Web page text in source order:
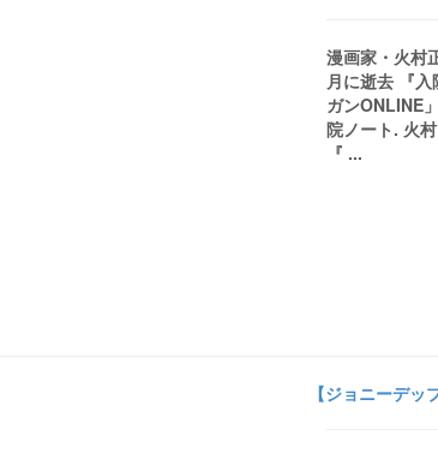
漫画家・火村
月に逝去 『
ガンONLINE
院ノート. 火
『 ...
【ジョニーデ